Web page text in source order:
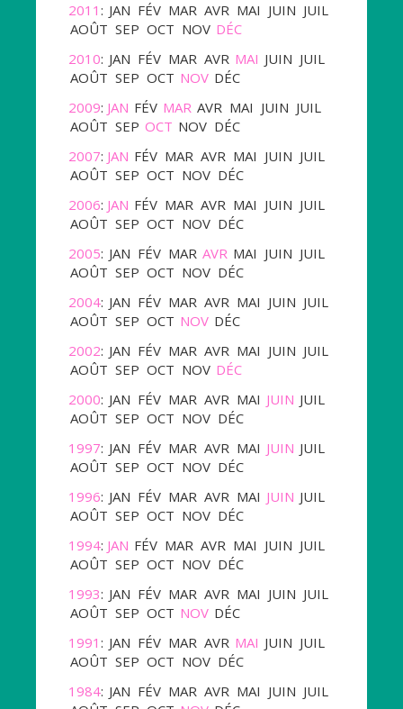
2011 : JAN FÉV MAR AVR MAI JUIN JUIL
AOÛT SEP OCT NOV DÉC
2010: JAN FÉV MAR AVR MAI JUIN JUIL
AOÛT SEP OCT NOV DÉC
2009: JAN FÉV MAR AVR MAI JUIN JUIL
AOÛT SEP OCT NOV DÉC
2007: JAN FÉV MAR AVR MAI JUIN JUIL
AOÛT SEP OCT NOV DÉC
2006: JAN FÉV MAR AVR MAI JUIN JUIL
AOÛT SEP OCT NOV DÉC
2005: JAN FÉV MAR AVR MAI JUIN JUIL
AOÛT SEP OCT NOV DÉC
2004: JAN FÉV MAR AVR MAI JUIN JUIL
AOÛT SEP OCT NOV DÉC
2002: JAN FÉV MAR AVR MAI JUIN JUIL
AOÛT SEP OCT NOV DÉC
2000: JAN FÉV MAR AVR MAI JUIN JUIL
AOÛT SEP OCT NOV DÉC
1997: JAN FÉV MAR AVR MAI JUIN JUIL
AOÛT SEP OCT NOV DÉC
1996: JAN FÉV MAR AVR MAI JUIN JUIL
AOÛT SEP OCT NOV DÉC
1994: JAN FÉV MAR AVR MAI JUIN JUIL
AOÛT SEP OCT NOV DÉC
1993: JAN FÉV MAR AVR MAI JUIN JUIL
AOÛT SEP OCT NOV DÉC
1991 : JAN FÉV MAR AVR MAI JUIN JUIL
AOÛT SEP OCT NOV DÉC
1984: JAN FÉV MAR AVR MAI JUIN JUIL